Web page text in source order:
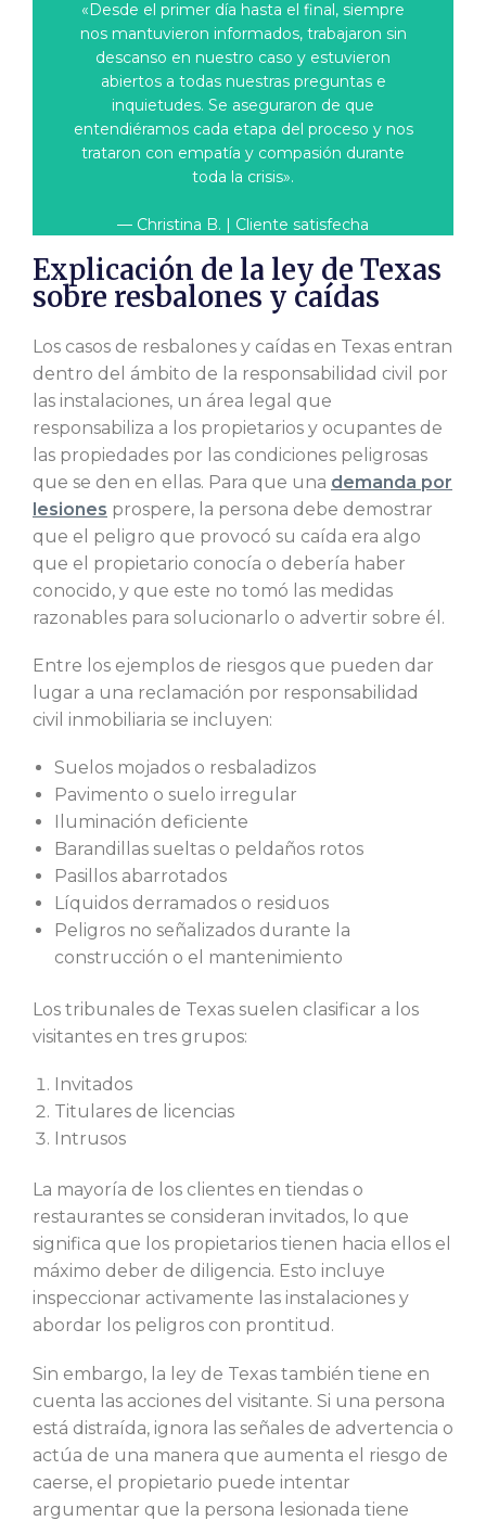
«Desde el primer día hasta el final, siempre
nos mantuvieron informados, trabajaron sin
descanso en nuestro caso y estuvieron
abiertos a todas nuestras preguntas e
inquietudes. Se aseguraron de que
entendiéramos cada etapa del proceso y nos
trataron con empatía y compasión durante
toda la crisis».
— Christina B. | Cliente satisfecha
Explicación de la ley de Texas
sobre resbalones y caídas
Los casos de resbalones y caídas en Texas entran
dentro del ámbito de la responsabilidad civil por
las instalaciones, un área legal que
responsabiliza a los propietarios y ocupantes de
las propiedades por las condiciones peligrosas
que se den en ellas. Para que una demanda por
lesiones prospere, la persona debe demostrar
que el peligro que provocó su caída era algo
que el propietario conocía o debería haber
conocido, y que este no tomó las medidas
razonables para solucionarlo o advertir sobre él.
Entre los ejemplos de riesgos que pueden dar
lugar a una reclamación por responsabilidad
civil inmobiliaria se incluyen:
Suelos mojados o resbaladizos
Pavimento o suelo irregular
Iluminación deficiente
Barandillas sueltas o peldaños rotos
Pasillos abarrotados
Líquidos derramados o residuos
Peligros no señalizados durante la
construcción o el mantenimiento
Los tribunales de Texas suelen clasificar a los
visitantes en tres grupos:
Invitados
Titulares de licencias
Intrusos
La mayoría de los clientes en tiendas o
restaurantes se consideran invitados, lo que
significa que los propietarios tienen hacia ellos el
máximo deber de diligencia. Esto incluye
inspeccionar activamente las instalaciones y
abordar los peligros con prontitud.
Sin embargo, la ley de Texas también tiene en
cuenta las acciones del visitante. Si una persona
está distraída, ignora las señales de advertencia o
actúa de una manera que aumenta el riesgo de
caerse, el propietario puede intentar
argumentar que la persona lesionada tiene